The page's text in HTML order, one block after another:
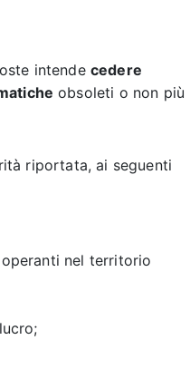
intende cedere
obsoleti o non più
riportata, ai seguenti
nel territorio